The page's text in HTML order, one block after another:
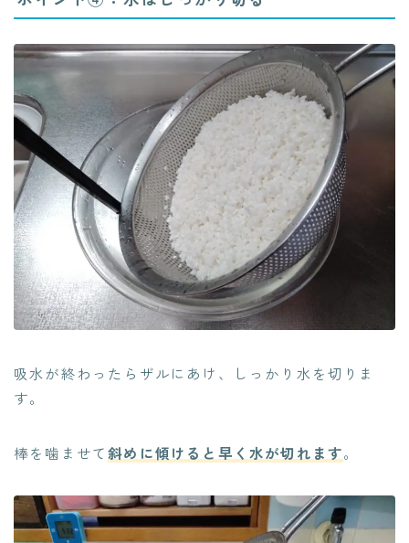
吸水が終わったらザルにあけ、しっかり水を切りま
す。
棒を噛ませて斜めに傾けると早く水が切れます。